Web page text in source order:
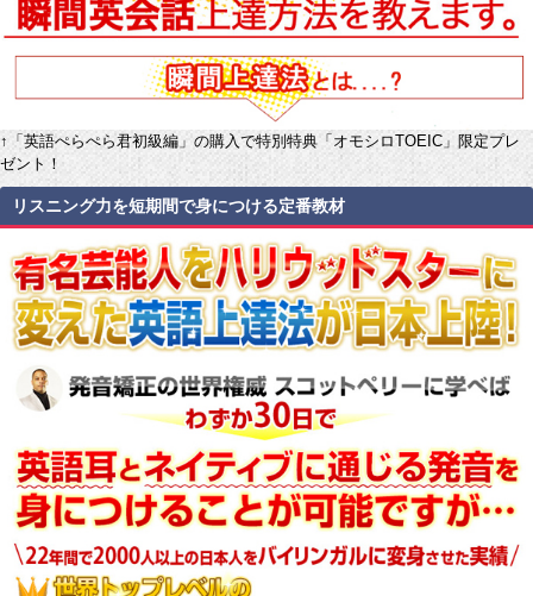
↑「英語ぺらぺら君初級編」の購入で特別特典「オモシロTOEIC」限定プレ
ゼント！
リスニング力を短期間で身につける定番教材